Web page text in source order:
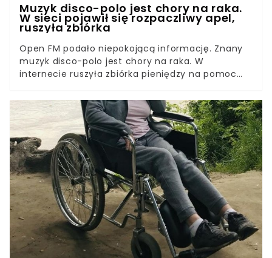
Muzyk disco-polo jest chory na raka.
W sieci pojawił się rozpaczliwy apel,
ruszyła zbiórka
Open FM podało niepokojącą informację. Znany
muzyk disco-polo jest chory na raka. W
internecie ruszyła zbiórka pieniędzy na pomoc
Vipodance zdiagnozowano złośliwego raka jelita
grubego. Jak podaje Open FM, w sieci właśnie
ruszyła zbiórka pieniędzy na rzecz artysty.